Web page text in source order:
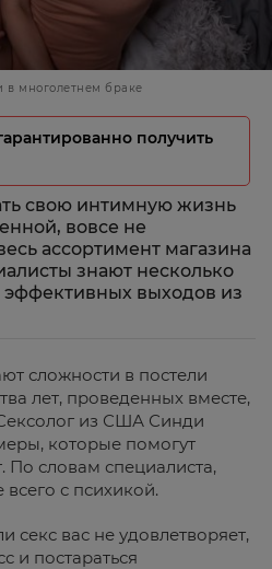
в многолетнем браке
получить
свою интимную жизнь
вовсе не
ассортимент магазина
знают несколько
эффективных выходов из
сложности в постели
лет, проведенных вместе,
из США Синди
которые помогут
По словам специалиста,
с психикой.
секс вас не удовлетворяет,
и постараться